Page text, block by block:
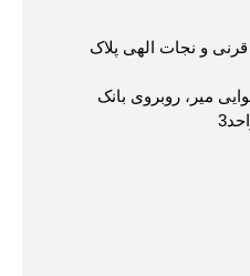
و نجات الهی پلاک
میر، روبروی بانک